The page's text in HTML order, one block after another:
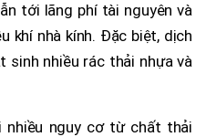
tới lãng phí tài nguyên và
khí nhà kính. Đặc biệt, dịch
sinh nhiều rác thải nhựa và
nguy cơ từ chất thải